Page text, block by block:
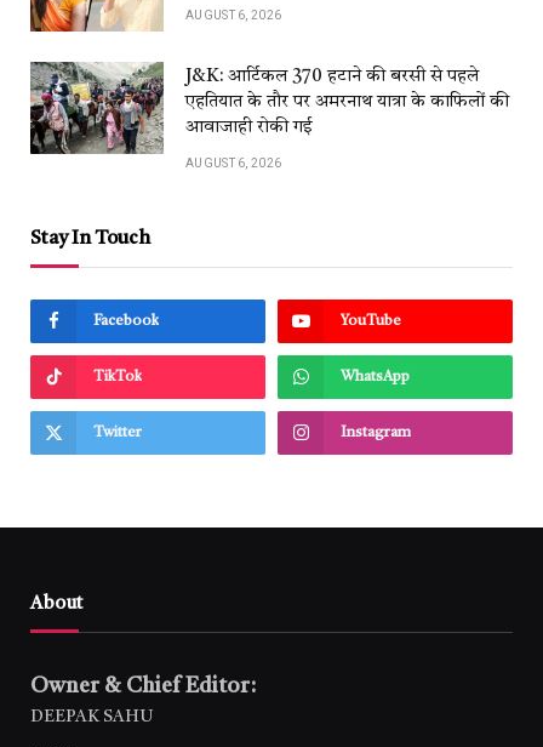
AUGUST 6, 2026
J&K: आर्टिकल 370 हटाने की बरसी से पहले
एहतियात के तौर पर अमरनाथ यात्रा के काफिलों की
आवाजाही रोकी गई
AUGUST 6, 2026
Stay In Touch
Facebook YouTube
TikTok WhatsApp
Twitter Instagram
About
Owner & Chief Editor:
DEEPAK SAHU